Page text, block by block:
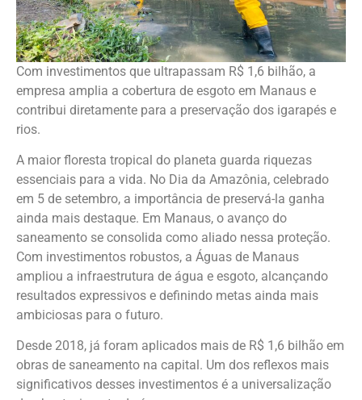
Com investimentos que ultrapassam R$ 1,6 bilhão, a
empresa amplia a cobertura de esgoto em Manaus e
contribui diretamente para a preservação dos igarapés e
rios.
A maior floresta tropical do planeta guarda riquezas
essenciais para a vida. No Dia da Amazônia, celebrado
em 5 de setembro, a importância de preservá-la ganha
ainda mais destaque. Em Manaus, o avanço do
saneamento se consolida como aliado nessa proteção.
Com investimentos robustos, a Águas de Manaus
ampliou a infraestrutura de água e esgoto, alcançando
resultados expressivos e definindo metas ainda mais
ambiciosas para o futuro.
Desde 2018, já foram aplicados mais de R$ 1,6 bilhão em
obras de saneamento na capital. Um dos reflexos mais
significativos desses investimentos é a universalização